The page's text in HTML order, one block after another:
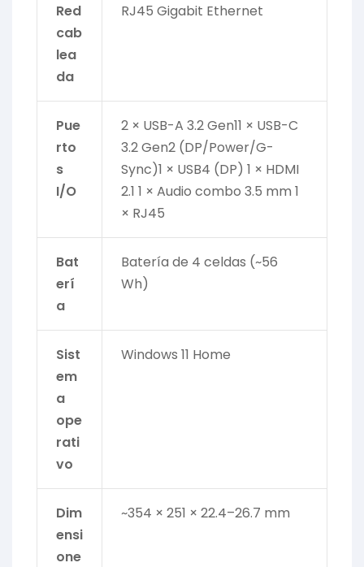
Red
cab
lea
da
RJ45 Gigabit Ethernet
Pue
rto
s
I/O
2 × USB-A 3.2 Gen11 × USB-C
3.2 Gen2 (DP/Power/G-
Sync)1 × USB4 (DP) 1 × HDMI
2.1 1 × Audio combo 3.5 mm 1
× RJ45
Bat
erí
a
Batería de 4 celdas (~56
Wh)
Sist
em
a
ope
rati
vo
Windows 11 Home
Dim
ensi
one
~354 × 251 × 22.4–26.7 mm